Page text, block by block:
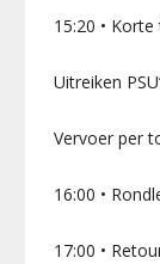
15:20 •
Uitreiken
Vervoer per
16:00 •
17:00 •